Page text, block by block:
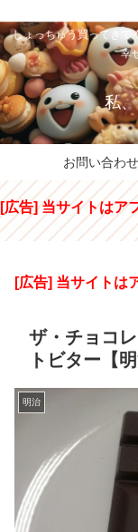
しょっちゅう買ってきて
幸
私
お問い合わせ
[広告] 当サイトはア
[広告] 当サイトは
ザ・チョコ
トビター【明
明治